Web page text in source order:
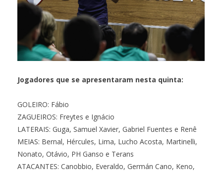
Jogadores que se apresentaram nesta quinta:
GOLEIRO: Fábio
ZAGUEIROS: Freytes e Ignácio
LATERAIS: Guga, Samuel Xavier, Gabriel Fuentes e Renê
MEIAS: Bernal, Hércules, Lima, Lucho Acosta, Martinelli,
Nonato, Otávio, PH Ganso e Terans
ATACANTES: Canobbio, Everaldo, Germán Cano, Keno,